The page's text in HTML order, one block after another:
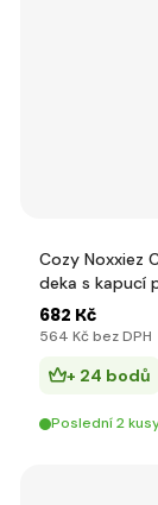
Cozy Noxxiez
deka s kapucí
682 Kč
564 Kč bez DPH
+ 24 bodů
Poslední 2